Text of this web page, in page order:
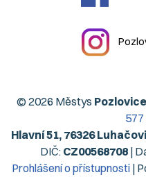
© 2026 Městys Pozlovice
577
Hlavní 51, 76326
DIČ: CZ00568708 |
Prohlášení o přístupnosti |